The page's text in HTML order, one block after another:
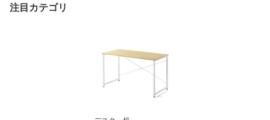
注目カテゴリ